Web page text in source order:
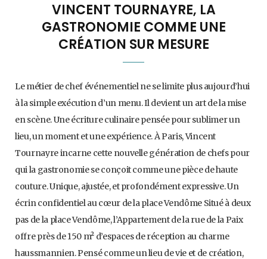
VINCENT TOURNAYRE, LA
GASTRONOMIE COMME UNE
CRÉATION SUR MESURE
Le métier de chef événementiel ne se limite plus aujourd’hui
à la simple exécution d’un menu. Il devient un art de la mise
en scène. Une écriture culinaire pensée pour sublimer un
lieu, un moment et une expérience. À Paris, Vincent
Tournayre incarne cette nouvelle génération de chefs pour
qui la gastronomie se conçoit comme une pièce de haute
couture. Unique, ajustée, et profondément expressive. Un
écrin confidentiel au cœur de la place Vendôme Situé à deux
pas de la place Vendôme, l’Appartement de la rue de la Paix
offre près de 150 m² d’espaces de réception au charme
haussmannien. Pensé comme un lieu de vie et de création,